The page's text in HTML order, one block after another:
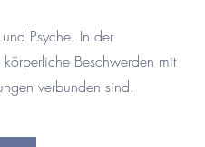
Psyche. In der
Beschwerden mit
verbunden sind.